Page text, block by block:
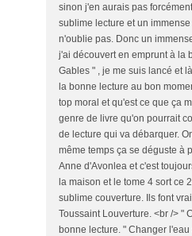
sinon j'en aurais pas
sublime lecture et un
n'oublie pas. Donc un
j'ai découvert en emprunt à la
Gables " , je me suis lancé et
la bonne lecture au bon
top moral et qu'est ce que ça
genre de livre qu'on pourrait
de lecture qui va débarquer.
même temps ça se déguste à
Anne d'Avonlea et c'est
la maison et le tome 4 sort ce
sublime couverture. Ils font
Toussaint Louverture. <br /> "
bonne lecture. " Changer